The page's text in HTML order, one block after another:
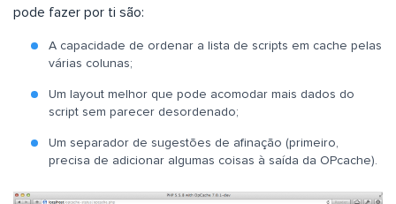
pode fazer por ti são:
A capacidade de ordenar a lista de scripts em cache pelas
várias colunas;
Um layout melhor que pode acomodar mais dados do
script sem parecer desordenado;
Um separador de sugestões de afinação (primeiro,
precisa de adicionar algumas coisas à saída da OPcache).